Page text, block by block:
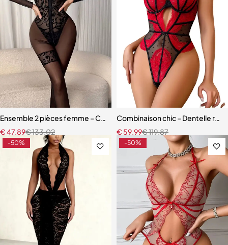
Ensemble 2 pièces femme – Combinaison à manches longues,
€133,02
€47,89
Combinaison chic – Dentelle
€119,87
€ 59,99
-50% -50%